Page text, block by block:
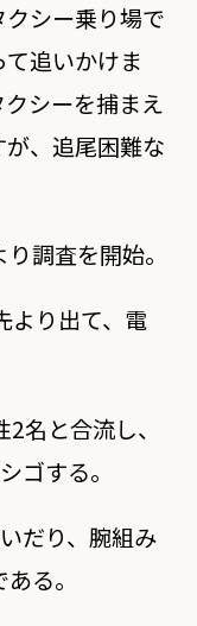
シー乗り場で
追いかけま
シーを捕まえ
、追尾困難な
調査を開始。
より出て、電
名と合流し、
ゴする。
だり、腕組み
る。